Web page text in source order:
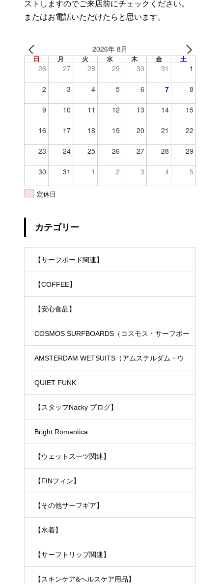
ストしますのでご来店前にチェックください。
またはお電話いただけたらと思います。
2026年 8月
日 月 火 水 木 金 土
26 27 28 29 30 31 1
2 3 4 5 6 7 8
9 10 11 12 13 14 15
16 17 18 19 20 21 22
23 24 25 26 27 28 29
30 31 1 2 3 4 5
定休日
カテゴリー
【サーフボード関連】
【COFFEE】
【安心食品】
COSMOS SURFBOARDS（コスモス・サーフボー
ド）
AMSTERDAM WETSUITS（アムステルダム・ウ
ェットスーツ）
QUIET FUNK
【スタッフNacky ブログ】
Bright Romantica
【ウェットスーツ関連】
【FINフィン】
【その他サーフギア】
【水着】
【サーフトリップ関連】
【スキンケア&ヘルスケア用品】